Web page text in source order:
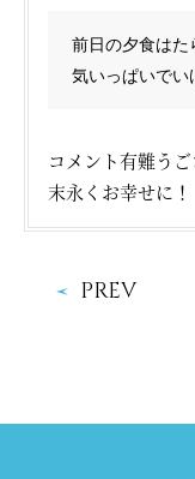
前日の夕食はた
気いっぱいでい
コメント有難うご
末永くお幸せに！
PREV